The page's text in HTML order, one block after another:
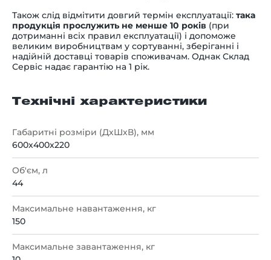
Також слід відмітити довгий термін експлуатації: така
продукція прослужить не менше 10 років (при
дотриманні всіх правил експлуатації) і допоможе
великим виробництвам у сортуванні, зберіганні і
надійній доставці товарів споживачам. Однак Склад
Сервіс надає гарантію на 1 рік.
Технічні характеристики
Габаритні розміри (ДхШхВ), мм
600x400x220
Об'єм, л
44
Максимальне навантаження, кг
150
Максимальне завантаження, кг